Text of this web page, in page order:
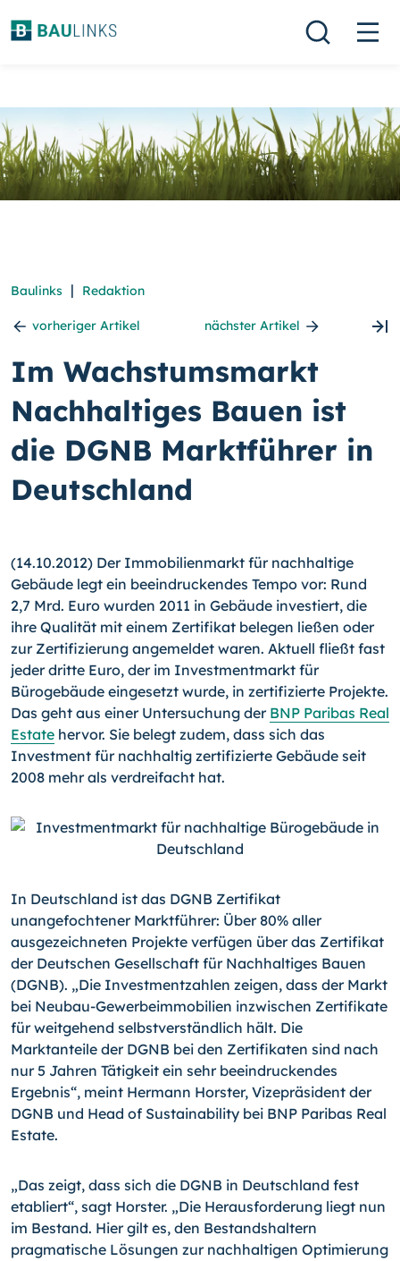
Baulinks | Redaktion
vorheriger Artikel nächster Artikel
Im Wachstumsmarkt
Nachhaltiges Bauen ist
die DGNB Marktführer in
Deutschland
(14.10.2012) Der Immobilienmarkt für nachhaltige
Gebäude legt ein beeindruckendes Tempo vor: Rund
2,7 Mrd. Euro wurden 2011 in Gebäude investiert, die
ihre Qualität mit einem Zertifikat belegen ließen oder
zur Zertifizierung angemeldet waren. Aktuell fließt fast
jeder dritte Euro, der im Investmentmarkt für
Bürogebäude eingesetzt wur­de, in zertifizierte Projekte.
Das geht aus einer Untersuchung der BNP Paribas Real
Estate hervor. Sie belegt zudem, dass sich das
Investment für nachhaltig zertifizierte Gebäude seit
2008 mehr als verdreifacht hat.
In Deutschland ist das DGNB Zertifikat
unangefochtener Marktführer: Über 80% aller
ausgezeichneten Projekte verfügen über das Zertifikat
der Deutschen Gesellschaft für Nachhaltiges Bauen
(DGNB). „Die Investmentzahlen zeigen, dass der Markt
bei Neu­bau-Gewerbeimmobilien inzwischen Zertifikate
für weitgehend selbstverständlich hält. Die
Marktanteile der DGNB bei den Zertifikaten sind nach
nur 5 Jahren Tätigkeit ein sehr beeindruckendes
Ergebnis“, meint Hermann Horster, Vizepräsident der
DGNB und Head of Sustainability bei BNP Paribas Real
Estate.
„Das zeigt, dass sich die DGNB in Deutschland fest
etabliert“, sagt Horster. „Die He­rausforderung liegt nun
im Bestand. Hier gilt es, den Bestandshaltern
pragmatische Lösungen zur nachhaltigen Optimierung